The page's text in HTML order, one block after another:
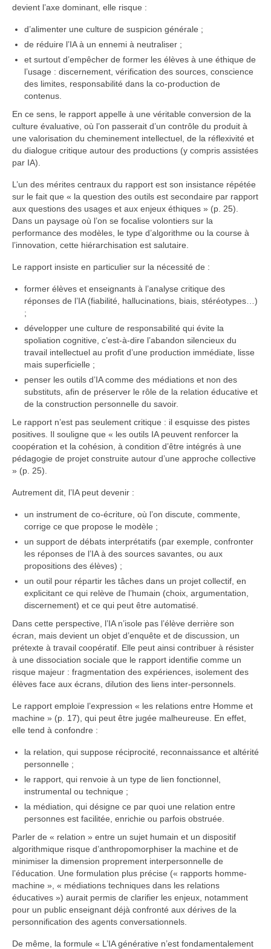
devient l’axe dominant, elle risque :
d’alimenter une culture de suspicion générale ;
de réduire l’IA à un ennemi à neutraliser ;
et surtout d’empêcher de former les élèves à une éthique de
l’usage : discernement, vérification des sources, conscience
des limites, responsabilité dans la co-production de
contenus.
En ce sens, le rapport appelle à une véritable conversion de la
culture évaluative, où l’on passerait d’un contrôle du produit à
une valorisation du cheminement intellectuel, de la réflexivité et
du dialogue critique autour des productions (y compris assistées
par IA).
L’un des mérites centraux du rapport est son insistance répétée
sur le fait que « la question des outils est secondaire par rapport
aux questions des usages et aux enjeux éthiques » (p. 25).
Dans un paysage où l’on se focalise volontiers sur la
performance des modèles, le type d’algorithme ou la course à
l’innovation, cette hiérarchisation est salutaire.
Le rapport insiste en particulier sur la nécessité de :
former élèves et enseignants à l’analyse critique des
réponses de l’IA (fiabilité, hallucinations, biais, stéréotypes…)
;
développer une culture de responsabilité qui évite la
spoliation cognitive, c’est-à-dire l’abandon silencieux du
travail intellectuel au profit d’une production immédiate, lisse
mais superficielle ;
penser les outils d’IA comme des médiations et non des
substituts, afin de préserver le rôle de la relation éducative et
de la construction personnelle du savoir.
Le rapport n’est pas seulement critique : il esquisse des pistes
positives. Il souligne que « les outils IA peuvent renforcer la
coopération et la cohésion, à condition d’être intégrés à une
pédagogie de projet construite autour d’une approche collective
» (p. 25).
Autrement dit, l’IA peut devenir :
un instrument de co-écriture, où l’on discute, commente,
corrige ce que propose le modèle ;
un support de débats interprétatifs (par exemple, confronter
les réponses de l’IA à des sources savantes, ou aux
propositions des élèves) ;
un outil pour répartir les tâches dans un projet collectif, en
explicitant ce qui relève de l’humain (choix, argumentation,
discernement) et ce qui peut être automatisé.
Dans cette perspective, l’IA n’isole pas l’élève derrière son
écran, mais devient un objet d’enquête et de discussion, un
prétexte à travail coopératif. Elle peut ainsi contribuer à résister
à une dissociation sociale que le rapport identifie comme un
risque majeur : fragmentation des expériences, isolement des
élèves face aux écrans, dilution des liens inter-personnels.
Le rapport emploie l’expression « les relations entre Homme et
machine » (p. 17), qui peut être jugée malheureuse. En effet,
elle tend à confondre :
la relation, qui suppose réciprocité, reconnaissance et altérité
personnelle ;
le rapport, qui renvoie à un type de lien fonctionnel,
instrumental ou technique ;
la médiation, qui désigne ce par quoi une relation entre
personnes est facilitée, enrichie ou parfois obstruée.
Parler de « relation » entre un sujet humain et un dispositif
algorithmique risque d’anthropomorphiser la machine et de
minimiser la dimension proprement interpersonnelle de
l’éducation. Une formulation plus précise (« rapports homme-
machine », « médiations techniques dans les relations
éducatives ») aurait permis de clarifier les enjeux, notamment
pour un public enseignant déjà confronté aux dérives de la
personnification des agents conversationnels.
De même, la formule « L’IA générative n’est fondamentalement